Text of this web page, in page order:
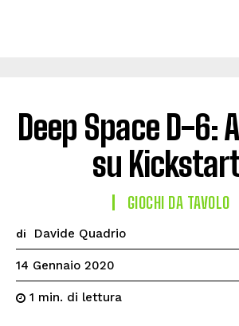
Deep Space D-6:
su
GIOCHI DA TAVOLO
di Davide Quadrio
14 Gennaio 2020
1 min. di lettura